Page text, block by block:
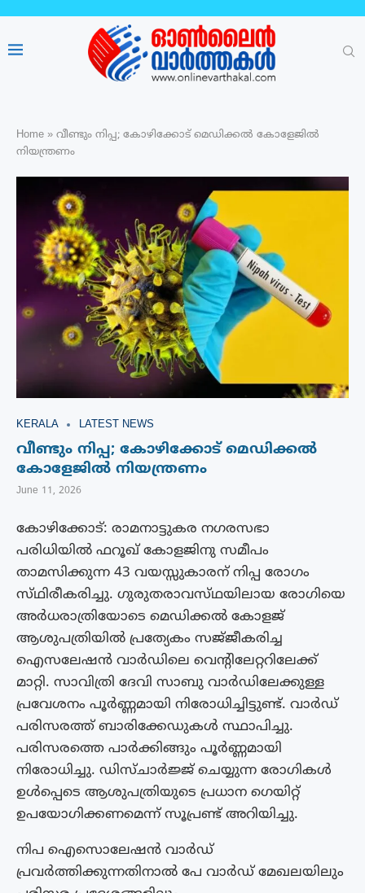
Home » വീണ്ടും നിപ്പ; കോഴിക്കോട് മെഡിക്കൽ കോളേജിൽ
നിയന്ത്രണം
KERALA LATEST NEWS
വീണ്ടും നിപ്പ; കോഴിക്കോട് മെഡിക്കൽ
കോളേജിൽ നിയന്ത്രണം
June 11, 2026
കോഴിക്കോട്: രാമനാട്ടുകര നഗരസഭാ
പരിധിയിൽ ഫറൂഖ് കോളജിനു സമീപം
താമസിക്കുന്ന 43 വയസ്സുകാരന് നിപ്പ രോഗം
സ്‌ഥിരീകരിച്ചു. ഗുരുതരാവസ്‌ഥയിലായ രോഗിയെ
അർധരാത്രിയോടെ മെഡിക്കൽ കോളജ്
ആശുപത്രിയിൽ പ്രത്യേകം സജ്‌ജീകരിച്ച
ഐസലേഷൻ വാർഡിലെ വെന്റിലേറ്ററിലേക്ക്
മാറ്റി. സാവിത്രി ദേവി സാബു വാർഡിലേക്കുള്ള
പ്രവേശനം പൂർണ്ണമായി നിരോധിച്ചിട്ടുണ്ട്. വാർഡ്
പരിസരത്ത് ബാരിക്കേഡുകൾ സ്ഥാപിച്ചു.
പരിസരത്തെ പാർക്കിങ്ങും പൂർണ്ണമായി
നിരോധിച്ചു. ഡിസ്ചാർജ്ജ് ചെയ്യുന്ന രോഗികൾ
ഉൾപ്പെടെ ആശുപത്രിയുടെ പ്രധാന ഗെയിറ്റ്
ഉപയോഗിക്കണമെന്ന് സൂപ്രണ്ട് അറിയിച്ചു.
നിപ ഐസൊലേഷൻ വാർഡ്
പ്രവർത്തിക്കുന്നതിനാൽ പേ വാർഡ് മേഖലയിലും